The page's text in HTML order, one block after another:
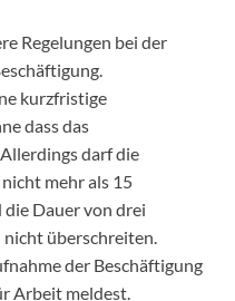
Regelungen bei der
kurzfristige
dass das
darf die
mehr als 15
Dauer von drei
überschreiten.
der Beschäftigung
Arbeit meldest.